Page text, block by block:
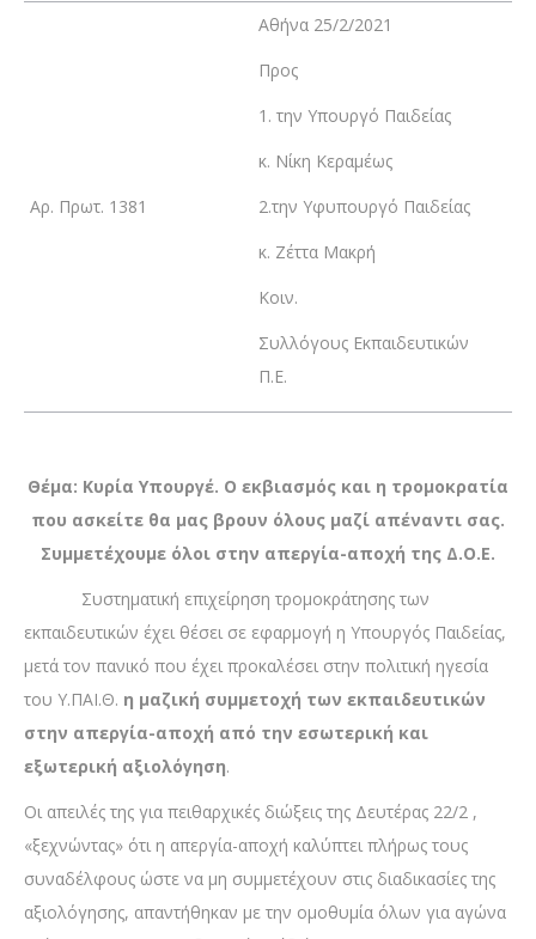
Αρ. Πρωτ. 1381
Αθήνα 25/2/2021
Προς
1. την Υπουργό Παιδείας
κ. Νίκη Κεραμέως
2.την Υφυπουργό Παιδείας
κ. Ζέττα Μακρή
Κοιν.
Συλλόγους Εκπαιδευτικών
Π.Ε.
Θέμα: Κυρία Υπουργέ. Ο εκβιασμός και η τρομοκρατία
που ασκείτε θα μας βρουν όλους μαζί απέναντι σας.
Συμμετέχουμε όλοι στην απεργία-αποχή της Δ.Ο.Ε.
Συστηματική επιχείρηση τρομοκράτησης των
εκπαιδευτικών έχει θέσει σε εφαρμογή η Υπουργός Παιδείας,
μετά τον πανικό που έχει προκαλέσει στην πολιτική ηγεσία
του Υ.ΠΑΙ.Θ. η μαζική συμμετοχή των εκπαιδευτικών
στην απεργία-αποχή από την εσωτερική και
εξωτερική αξιολόγηση.
Οι απειλές της για πειθαρχικές διώξεις της Δευτέρας 22/2 ,
«ξεχνώντας» ότι η απεργία-αποχή καλύπτει πλήρως τους
συναδέλφους ώστε να μη συμμετέχουν στις διαδικασίες της
αξιολόγησης, απαντήθηκαν με την ομοθυμία όλων για αγώνα